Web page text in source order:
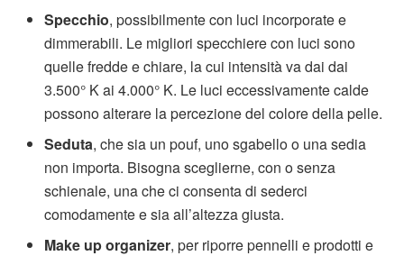
Specchio, possibilmente con luci incorporate e
dimmerabili. Le migliori specchiere con luci sono
quelle fredde e chiare, la cui intensità va dai dai
3.500° K ai 4.000° K. Le luci eccessivamente calde
possono alterare la percezione del colore della pelle.
Seduta, che sia un pouf, uno sgabello o una sedia
non importa. Bisogna sceglierne, con o senza
schienale, una che ci consenta di sederci
comodamente e sia all’altezza giusta.
Make up organizer, per riporre pennelli e prodotti e